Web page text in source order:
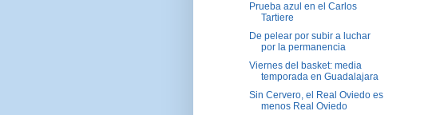
Prueba azul en el Carlos
Tartiere
De pelear por subir a luchar
por la permanencia
Viernes del basket: media
temporada en Guadalajara
Sin Cervero, el Real Oviedo es
menos Real Oviedo